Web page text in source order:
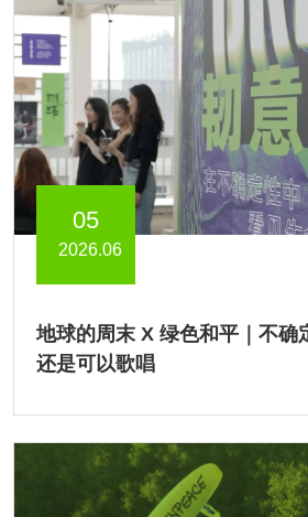
05
2026.06
地球的周末 X 绿色和平｜不确
还是可以歌唱